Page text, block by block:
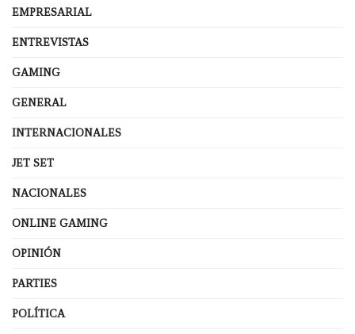
EMPRESARIAL
ENTREVISTAS
GAMING
GENERAL
INTERNACIONALES
JET SET
NACIONALES
ONLINE GAMING
OPINIÓN
PARTIES
POLÍTICA